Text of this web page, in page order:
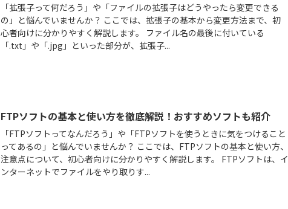
「拡張子って何だろう」や「ファイルの拡張子はどうやったら変更できる
の」と悩んでいませんか？ ここでは、拡張子の基本から変更方法まで、初
心者向けに分かりやすく解説します。 ファイル名の最後に付いている
「.txt」や「.jpg」といった部分が、拡張子...
FTPソフトの基本と使い方を徹底解説！おすすめソフトも紹介
「FTPソフトってなんだろう」や「FTPソフトを使うときに気をつけること
ってあるの」と悩んでいませんか？ ここでは、FTPソフトの基本と使い方、
注意点について、初心者向けに分かりやすく解説します。 FTPソフトは、イ
ンターネットでファイルをやり取りす...